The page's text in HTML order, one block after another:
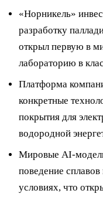
«Норникель»
разработку
открыл первую в
лабораторию в
Платформа
конкретные
покрытия для
водородной
Мировые AI-
поведение
условиях, что